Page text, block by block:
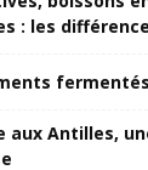
: les
aux Antilles,